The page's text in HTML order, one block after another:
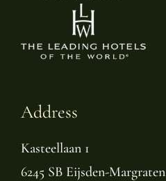
Address
Kasteellaan 1
6245 SB Eijsden-Margraten